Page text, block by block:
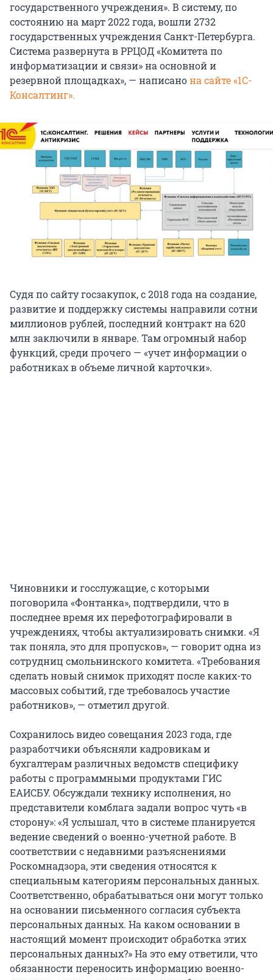
государственного учреждения». В систему, по
состоянию на март 2022 года, вошли 2732
государственных учреждения Санкт-Петербурга.
Система развернута в РРЦОД «Комитета по
информатизации и связи» на основной и
резервной площадках», — написанона сайте «1С-
Консалтинг».
Судя по сайту госзакупок, с 2018 года на создание,
развитие и поддержку системы направили сотни
миллионов рублей, последний контракт на 620
млн заключили в январе. Там огромный набор
функций, среди прочего — «учет информации о
работниках в объеме личной карточки».
Чиновники и госслужащие, с которыми
поговорила «Фонтанка», подтвердили, что в
последнее время их перефотографировали в
учреждениях, чтобы актуализировать снимки. «Я
так поняла, это для пропусков», — говорит одна из
сотрудниц смольнинского комитета. «Требования
сделать новый снимок приходят после каких-то
массовых событий, где требовалось участие
работников», — отметил другой.
Сохранилось видео совещания 2023 года, где
разработчики объясняли кадровикам и
бухгалтерам различных ведомств специфику
работы с программными продуктами ГИС
ЕАИСБУ. Обсуждали технику исполнения, но
представители комблага задали вопрос чуть «в
сторону»: «Я услышал, что в системе планируется
ведение сведений о военно-учетной работе. В
соответствии с недавними разъяснениями
Роскомнадзора, эти сведения относятся к
специальным категориям персональных данных.
Соответственно, обрабатываться они могут только
на основании письменного согласия субъекта
персональных данных. На каком основании в
настоящий момент происходит обработка этих
персональных данных?» На это ему ответили, что
обязанности переносить информацию военно-